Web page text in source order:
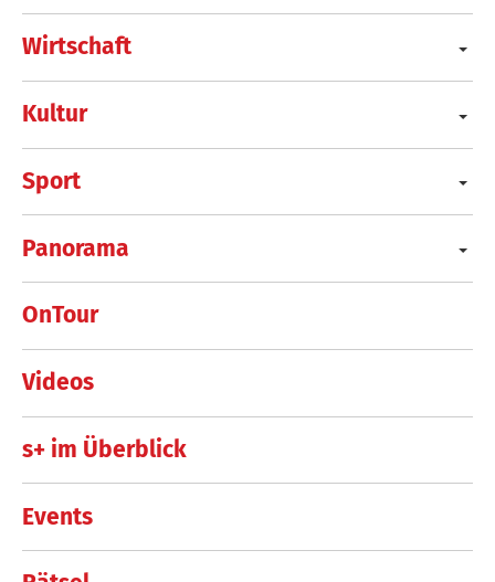
Wirtschaft
Kultur
Sport
Panorama
OnTour
Videos
s+ im Überblick
Events